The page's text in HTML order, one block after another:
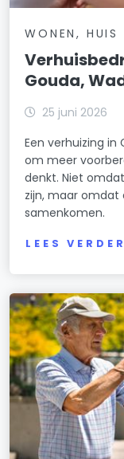
WONEN, HUIS
Gouda,
25 juni 2026
Een verhuizing
om meer
denkt. Niet
zijn, maar omdat
samenkomen.
LEES VERDER